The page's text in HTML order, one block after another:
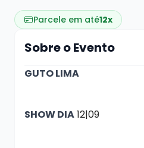
Parcele em até12x
Sobre o Evento
GUTO LIMA
SHOW DIA12|09